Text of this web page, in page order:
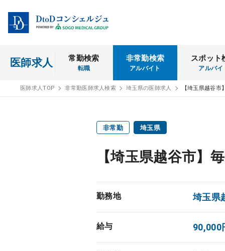
医師求人 常勤検索
転職
非常勤検索
アルバイト
スポット
アルバイ
医師求人TOP 非常勤医師求人検索 埼玉県の医師求人 【埼玉県越谷
非常勤 埼玉県
【埼玉県越谷市
勤務地 埼玉県
給与 90,000